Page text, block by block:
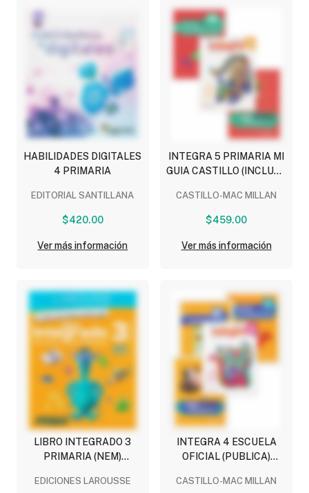
HABILIDADES DIGITALES
4 PRIMARIA
EDITORIAL SANTILLANA
$420.00
Ver más información
INTEGRA 5 PRIMARIA MI
GUIA CASTILLO (INCLUYE
LEO Y COMPARTO)
CASTILLO-MAC MILLAN
$459.00
Ver más información
LIBRO INTEGRADO 3
PRIMARIA (NEM)
ESCOLARES)
EDICIONES LAROUSSE
INTEGRA 4 ESCUELA
OFICIAL (PUBLICA)
MATEMATICOS, LEO Y
CASTILLO-MAC MILLAN